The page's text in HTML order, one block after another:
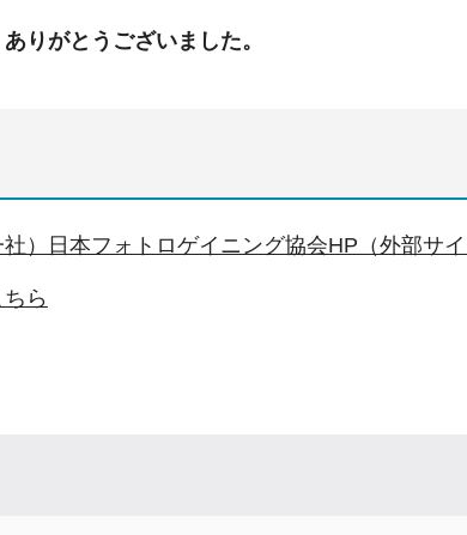
りがとうございました。
社）日本フォトロゲイニング協会HP（外部サ
ちら